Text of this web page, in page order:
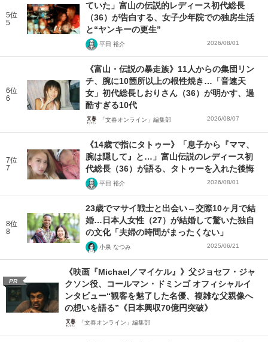
5位
5
ていた」富山の伝説的レディース初代総長
（36）が告白する、女子少年院での独房生活
と“ヤンキーの更生”
平田 裕介 2026/08/01
6位
6
《富山・伝説の暴走族》11人からの集団リン
チ、腕に10箇所以上の根性焼き…「音速天
女」初代総長しおりさん（36）が明かす、過
酷すぎる10代
「文春オンライン」編集部 2026/08/07
7位
7
《14歳で指にタトゥー》「息子から『ママ、
腕は隠して』と…」富山伝説のレディース初
代総長（36）が語る、タトゥーを入れた後悔
平田 裕介 2026/08/01
8位
8
23歳でマサイ戦士と出会い→交際10ヶ月で結
婚…日本人女性（27）が結婚して驚いた独自
の文化「夫婦の時間がまったくない」
小泉 なつみ 2025/06/21
PR
《映画『Michael／マイケル』》父ジョセフ・ジャ
クソン役、コールマン・ドミンゴ オフィシャルイ
ンタビュー“観客を魅了した名優、複雑な父親像へ
の想いを語る”《日本興収70億円突破》
「文春オンライン」編集部